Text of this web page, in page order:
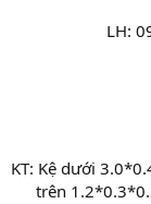
LH:
KT: Kệ dưới
trên